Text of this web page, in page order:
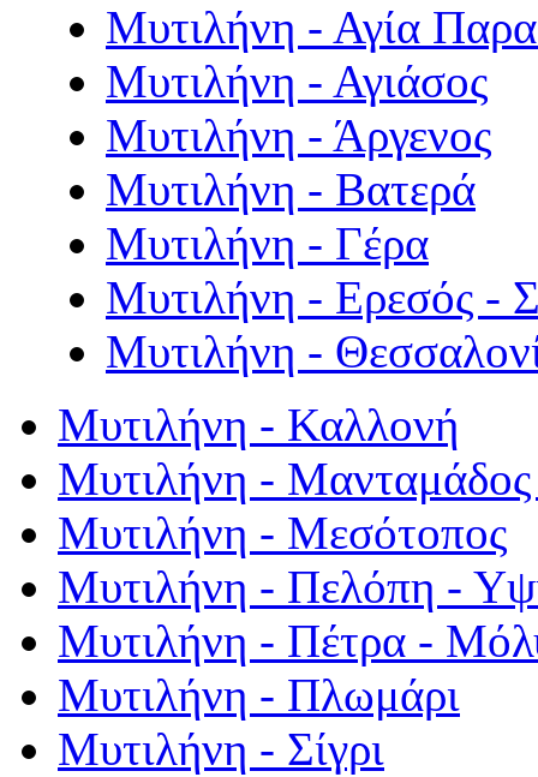
Μυτιλήνη - Αγία
Μυτιλήνη - Αγιάσος
Μυτιλήνη - Άργενος
Μυτιλήνη - Βατερά
Μυτιλήνη - Γέρα
Μυτιλήνη - Ερεσός -
Μυτιλήνη -
Μυτιλήνη - Καλλονή
Μυτιλήνη - Μανταμάδος
Μυτιλήνη - Μεσότοπος
Μυτιλήνη - Πελόπη -
Μυτιλήνη - Πέτρα -
Μυτιλήνη - Πλωμάρι
Μυτιλήνη - Σίγρι